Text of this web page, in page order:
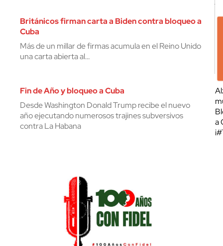
Británicos firman carta a Biden contra bloqueo a
Cuba
Más de un millar de firmas acumula en el Reino Unido
una carta abierta al…
Fin de Año y bloqueo a Cuba
Desde Washington Donald Trump recibe el nuevo
año ejecutando numerosos trajines subversivos
contra La Habana
a